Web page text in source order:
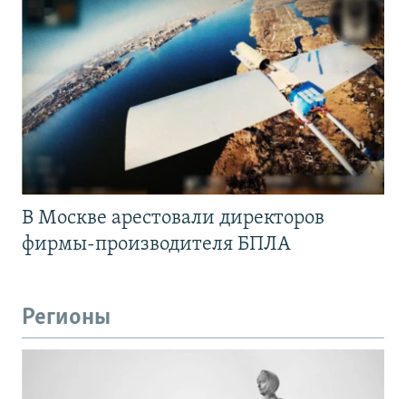
В Москве арестовали директоров
фирмы-производителя БПЛА
Регионы